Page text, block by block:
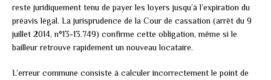
reste juridiquement tenu de payer les loyers jusqu’à l’expiration du
préavis légal. La jurisprudence de la Cour de cassation (arrêt du 9
juillet 2014, n°13-13.749) confirme cette obligation, même si le
bailleur retrouve rapidement un nouveau locataire.
L’erreur commune consiste à calculer incorrectement le point de